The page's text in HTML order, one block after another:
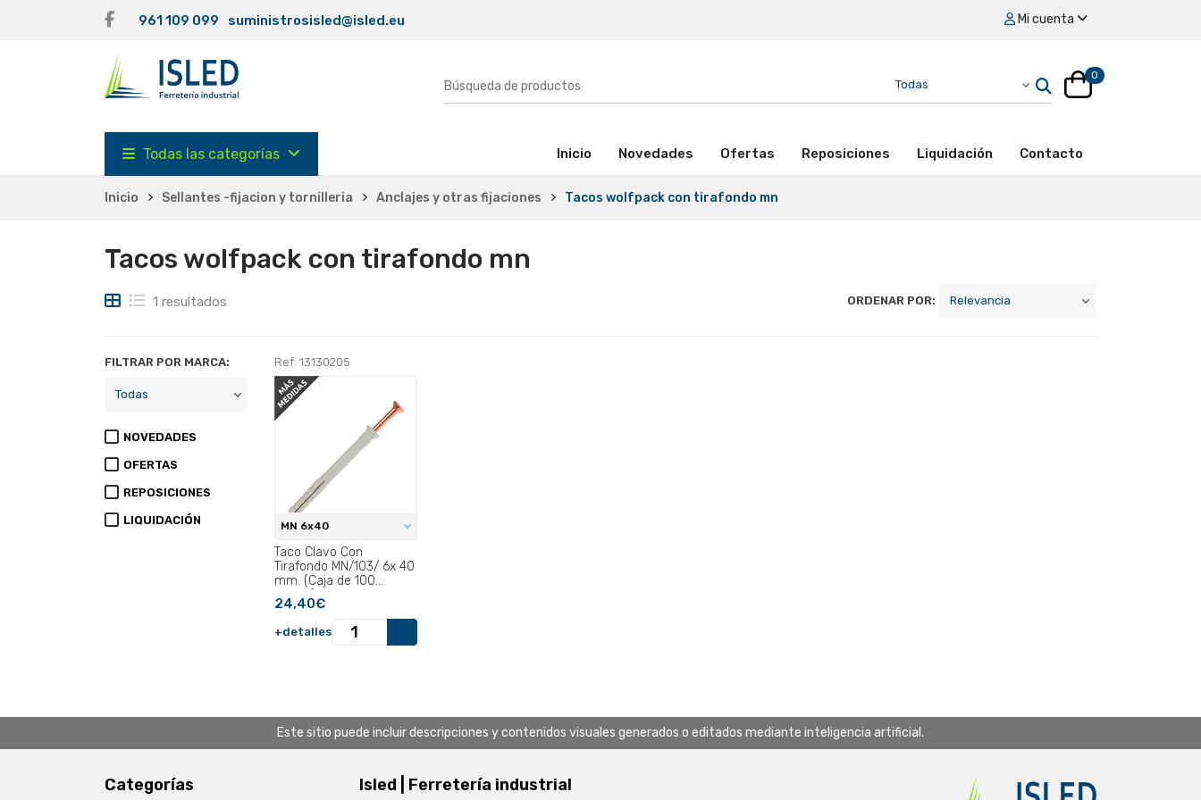
961 109 099 suministrosisled@isled.eu Mi cuenta
0
Todas las categorías Inicio (activo)Novedades Ofertas Reposiciones Liquidación Contacto
Inicio Sellantes -fijacion y tornilleria Anclajes y otras fijaciones Tacos wolfpack con tirafondo mn
Tacos wolfpack con tirafondo mn
1 resultados ORDENAR POR:
FILTRAR POR MARCA:
NOVEDADES
OFERTAS
REPOSICIONES
LIQUIDACIÓN
Ref: 13130205
MN 6x40
Taco Clavo Con
Tirafondo MN/103/ 6x 40
mm. (Caja de 100
piezas).
24,40€
+detalles
Este sitio puede incluir descripciones y contenidos visuales generados o editados mediante inteligencia artificial.
Categorías Isled | Ferretería industrial